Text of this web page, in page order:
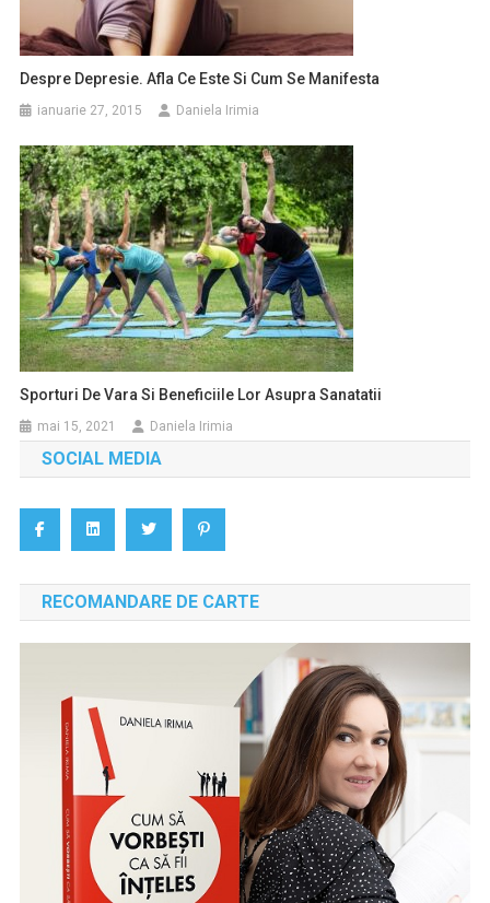
Despre Depresie. Afla Ce Este Si Cum Se Manifesta
ianuarie 27, 2015 Daniela Irimia
Sporturi De Vara Si Beneficiile Lor Asupra Sanatatii
mai 15, 2021 Daniela Irimia
SOCIAL MEDIA
RECOMANDARE DE CARTE